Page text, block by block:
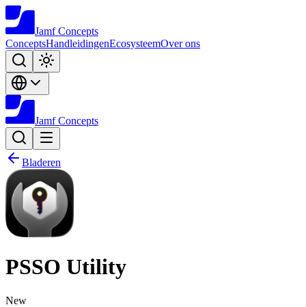
Jamf Concepts
ConceptsHandleidingenEcosysteemOver ons
Jamf Concepts
Bladeren
PSSO Utility
New